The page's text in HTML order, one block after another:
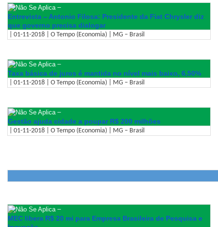
–
Entrevista – Antonio Filosa: Presidente da Fiat Chrysler diz
que governo precisa dialogar
| 01-11-2018 | O Tempo (Economia) | MG – Brasil
–
Taxa básica de juros é mantida no nível mais baixo, 6,50%
| 01-11-2018 | O Tempo (Economia) | MG – Brasil
–
Gestão ajuda cidade a poupar R$ 200 milhões
| 01-11-2018 | O Tempo (Economia) | MG – Brasil
–
MEC libera R$ 20 mi para Empresa Brasileira de Pesquisa e